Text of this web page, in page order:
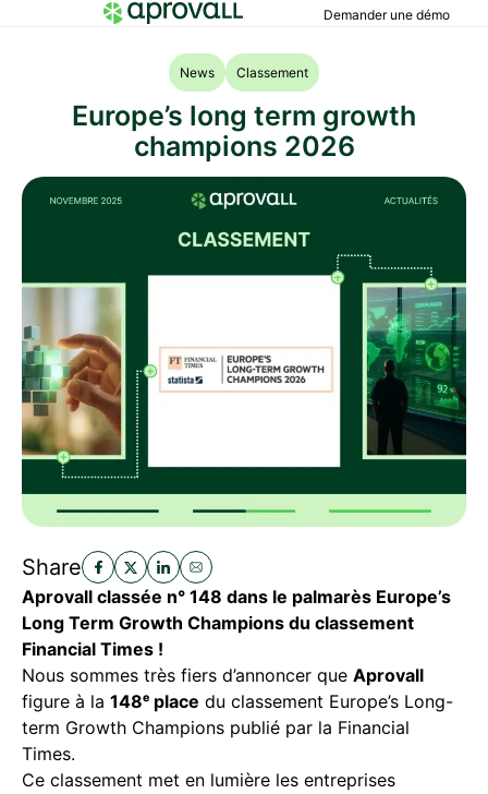
Demander une démo
News Classement
Europe’s long term growth
champions 2026
Aprovall classée n° 148 dans le palmarès Europe’s
Long Term Growth Champions du classement
Financial Times !
Nous sommes très fiers d’annoncer que Aprovall
figure à la 148ᵉ place du classement Europe’s Long-
term Growth Champions publié par la Financial
Times.
Ce classement met en lumière les entreprises
Share